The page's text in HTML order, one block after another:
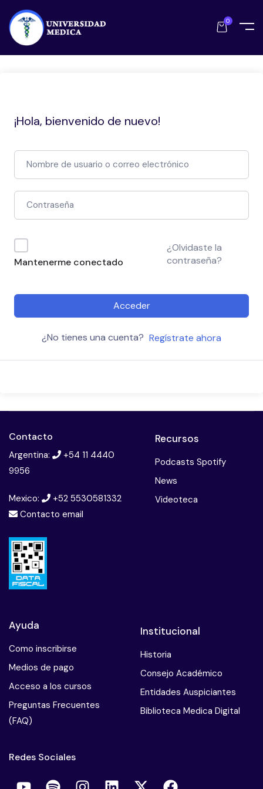
0
¡Hola, bienvenido de nuevo!
Mantenerme conectado
¿Olvidaste la
contraseña?
Acceder
¿No tienes una cuenta? Regístrate ahora
Contacto
Argentina:
+54 11 4440
9956
Mexico:
+52 5530581332
Contacto email
Recursos
Podcasts Spotify
News
Videoteca
Ayuda
Como inscribirse
Medios de pago
Acceso a los cursos
Preguntas Frecuentes
(FAQ)
Institucional
Historia
Consejo Académico
Entidades Auspiciantes
Biblioteca Medica Digital
Redes Sociales